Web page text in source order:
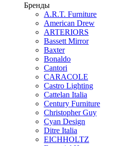
Бренды
A.R.T. Furniture
American Drew
ARTERIORS
Bassett Mirror
Baxter
Bonaldo
Cantori
CARACOLE
Castro Lighting
Cattelan Italia
Century Furniture
Christopher Guy
Cyan Design
Ditre Italia
EICHHOLTZ